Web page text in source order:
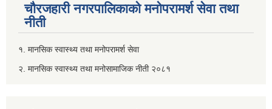
चौरजहारी नगरपालिकाको मनोपरामर्श सेवा तथा
नीती
१. मानसिक स्वास्थ्य तथा मनोपरामर्श सेवा
२. मानसिक स्वास्थ्य तथा मनोसामाजिक नीती २०८१